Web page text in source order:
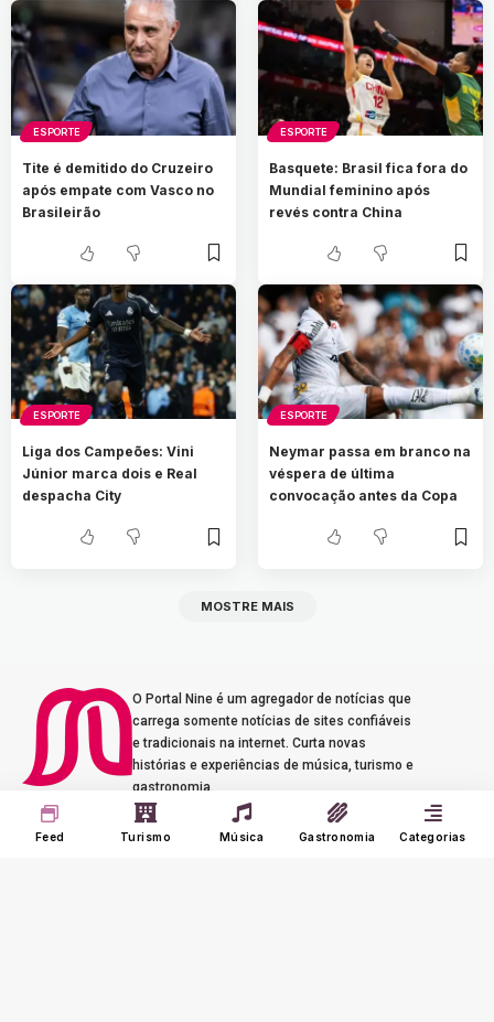
ESPORTE
Tite é demitido do Cruzeiro
após empate com Vasco no
Brasileirão
ESPORTE
Basquete: Brasil fica fora do
Mundial feminino após
revés contra China
ESPORTE
Liga dos Campeões: Vini
Júnior marca dois e Real
despacha City
ESPORTE
Neymar passa em branco na
véspera de última
convocação antes da Copa
MOSTRE MAIS
O Portal Nine é um agregador de notícias que
carrega somente notícias de sites confiáveis
e tradicionais na internet. Curta novas
histórias e experiências de música, turismo e
gastronomia.
Seus Interesses
Meu Feed
Sobre o Nine
Adverts
Feed Turismo Música Gastronomia Categorias